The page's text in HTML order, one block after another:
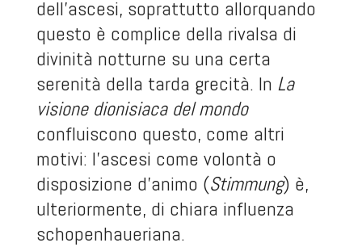
dell’ascesi, soprattutto allorquando
questo è complice della rivalsa di
divinità notturne su una certa
serenità della tarda grecità. In La
visione dionisiaca del mondo
confluiscono questo, come altri
motivi: l’ascesi come volontà o
disposizione d’animo (Stimmung) è,
ulteriormente, di chiara influenza
schopenhaueriana.